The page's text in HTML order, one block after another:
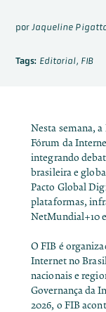
porJaqueline
Tags: Editorial, FIB
Nesta semana,
Fórum da
integrando
brasileira e
Pacto Global
plataformas,
NetMundial+10
O FIB é
Internet no
nacionais e
Governança da
2026, o FIB